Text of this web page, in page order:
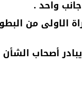
واحد .
الاولى من
أصحاب الشأن